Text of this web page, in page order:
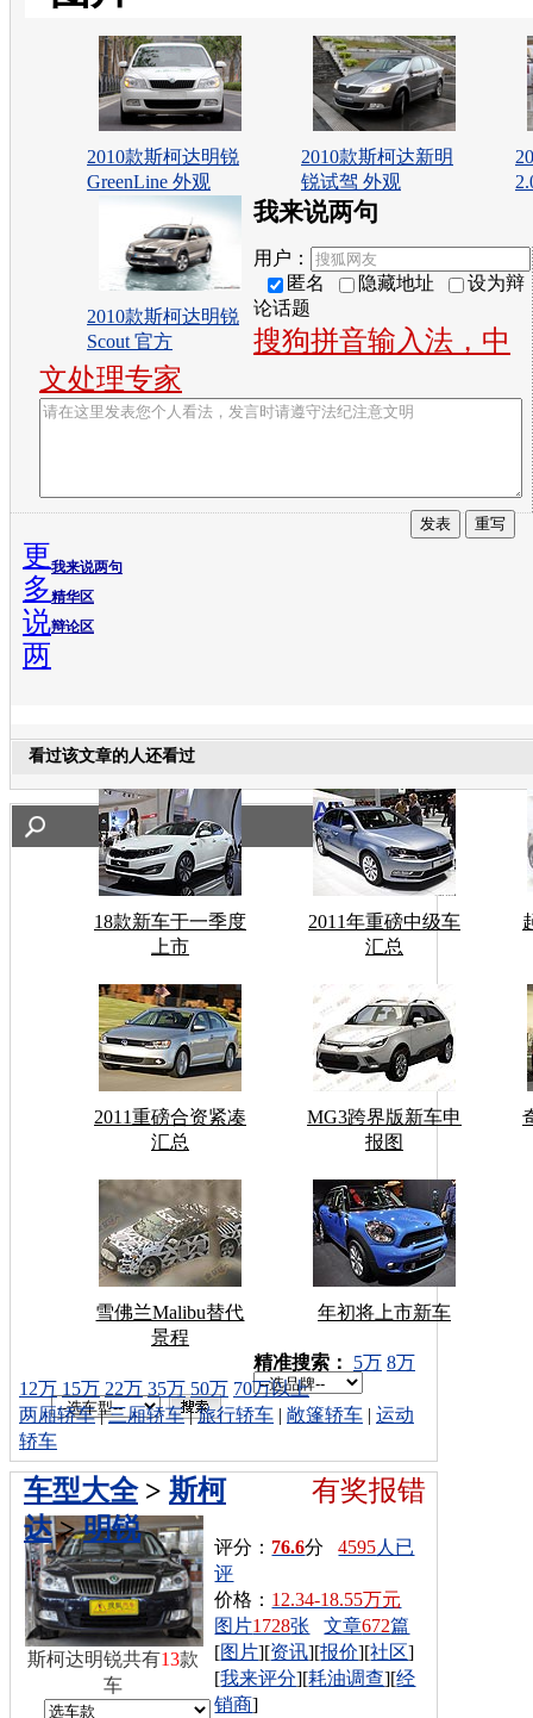
2010款斯柯达明锐
GreenLine 外观
2010款斯柯达新明
锐试驾 外观
2010款斯柯达明锐
Scout 官方
我来说两句
用户：
匿名
隐藏地址
设为辩
论话题
搜狗拼音输入法，中
文处理专家
我来说两句
精华区
辩论区
更
多
说
两
看过该文章的人还看过
18款新车于一季度
上市
2011年重磅中级车
汇总
2011重磅合资紧凑
汇总
MG3跨界版新车申
报图
雪佛兰Malibu替代
景程
年初将上市新车
车型搜索：
精准搜索： 5万 8万
12万 15万 22万 35万 50万 70万以上
两厢轿车|三厢轿车|旅行轿车 | 敞篷轿车 | 运动
轿车
有奖报错
车型大全> 斯柯
达>明锐
评分： 76.6分4595人已
评
价格： 12.34-18.55万元
图片1728张 文章672篇
[图片][资讯][报价][社区]
[我来评分][耗油调查][经
销商]
斯柯达明锐共有13款
车